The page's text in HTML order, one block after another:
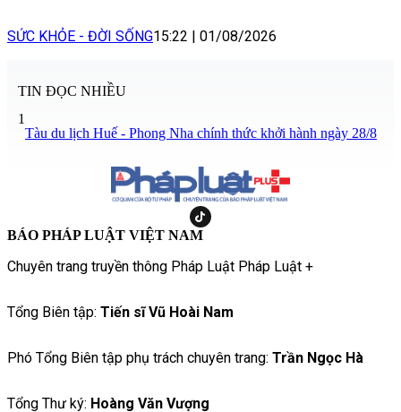
SỨC KHỎE - ĐỜI SỐNG15:22 01/08/2026
TIN ĐỌC NHIỀU
1
Tàu du lịch Huế - Phong Nha chính thức khởi hành ngày 28/8
BÁO PHÁP LUẬT VIỆT NAM
Chuyên trang truyền thông Pháp Luật Pháp Luật +
Tổng Biên tập: Tiến sĩ Vũ Hoài Nam
Phó Tổng Biên tập phụ trách chuyên trang: Trần Ngọc Hà
Tổng Thư ký: Hoàng Văn Vượng